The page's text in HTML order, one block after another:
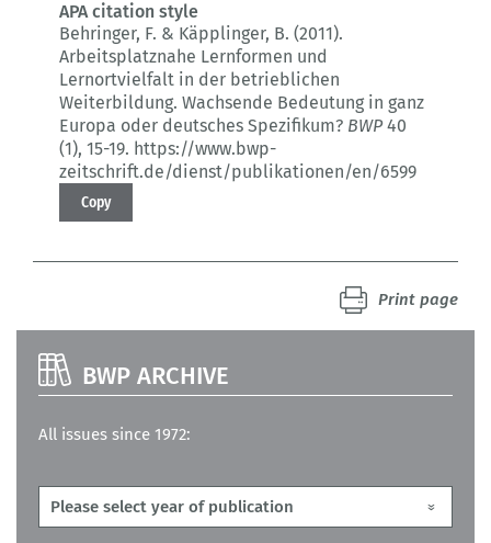
APA citation style
Behringer, F. & Käpplinger, B. (2011).
Arbeitsplatznahe Lernformen und
Lernortvielfalt in der betrieblichen
Weiterbildung. Wachsende Bedeutung in ganz
Europa oder deutsches Spezifikum? BWP40
(1), 15-19. https://www.bwp-
zeitschrift.de/dienst/publikationen/en/6599
Copy
Print page
BWP ARCHIVE
All issues since 1972: